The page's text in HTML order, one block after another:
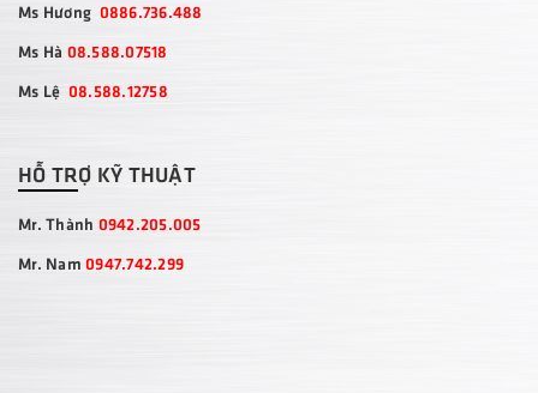
Ms Hương 0886.736.488
Ms Hà 08.588.07518
Ms Lệ 08.588.12758
HỖ TRỢ KỸ THUẬT
Mr. Thành 0942.205.005
Mr. Nam 0947.742.299